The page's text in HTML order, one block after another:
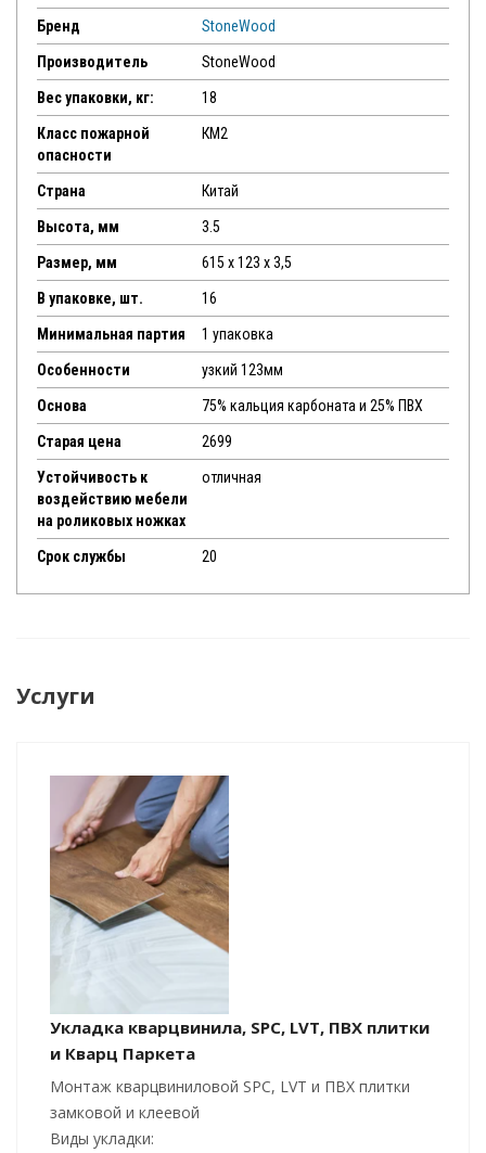
Бренд StoneWood
Производитель StoneWood
Вес упаковки, кг: 18
Класс пожарной
опасности
КМ2
Страна Китай
Высота, мм 3.5
Размер, мм 615 x 123 x 3,5
В упаковке, шт. 16
Минимальная партия 1 упаковка
Особенности узкий 123мм
Основа 75% кальция карбоната и 25% ПВХ
Старая цена 2699
Устойчивость к
воздействию мебели
на роликовых ножках
отличная
Срок службы 20
Услуги
Укладка кварцвинила, SPC, LVT, ПВХ плитки
и Кварц Паркета
Монтаж кварцвиниловой SPC, LVT и ПВХ плитки
замковой и клеевой
Виды укладки: